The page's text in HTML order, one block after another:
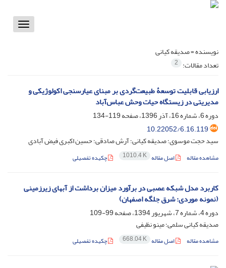
Toggle
نویسنده =صدیقه کیانی
تعداد مقالات: 2
ارزیابی قابلیت توسعۀ طبیعت‌گردی بر مبنای عیارسنجی اکولوژیکی و
مدیریتی در زیستگاه حیات وحش عباس‌آباد
دوره 6، شماره 16، آذر 1396، صفحه
119-134
10.22052/6.16.119
سید حجت موسوی؛ صدیقه کیانی؛ آرش صادقی؛ حسین اکبری فیض آبادی
مشاهده مقاله اصل مقاله 1010.4 K چکیده تفصیلی
کاربرد مدل شبکه عصبی در برآورد میزان برداشت از آبهای زیرزمینی
(نمونه موردی: شرق جلگه اصفهان)
دوره 4، شماره 7، شهریور 1394، صفحه
99-109
صدیقه کیانی سلمی؛ مینو نظیفی
مشاهده مقاله اصل مقاله 668.04 K چکیده تفصیلی